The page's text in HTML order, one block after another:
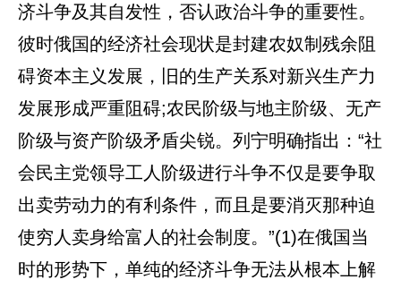
济斗争及其自发性，否认政治斗争的重要性。
彼时俄国的经济社会现状是封建农奴制残余阻
碍资本主义发展，旧的生产关系对新兴生产力
发展形成严重阻碍;农民阶级与地主阶级、无产
阶级与资产阶级矛盾尖锐。列宁明确指出：“社
会民主党领导工人阶级进行斗争不仅是要争取
出卖劳动力的有利条件，而且是要消灭那种迫
使穷人卖身给富人的社会制度。”(1)在俄国当
时的形势下，单纯的经济斗争无法从根本上解